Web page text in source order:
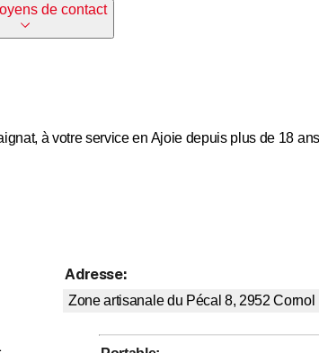
de contact
à votre service en Ajoie depuis plus de 18
installée à Cornol, qui emploie 4 employés et
de fabrique !
et vous conseillons pour tous vos projets.
Adresse:
Zone artisanale du Pécal 8, 2952 Cornol